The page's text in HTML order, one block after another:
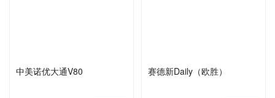
中美诺优大通V80 赛德新Daily（欧胜）